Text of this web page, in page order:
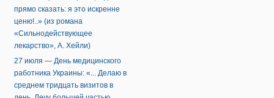
прямо сказать: я это искренне
ценю!..» (из романа
«Сильнодействующее
лекарство», А. Хейли)
27 июля — День медицинского
работника Украины: «... Делаю в
среднем тридцать визитов в